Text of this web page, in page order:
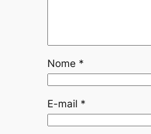
Nome *
E-mail *